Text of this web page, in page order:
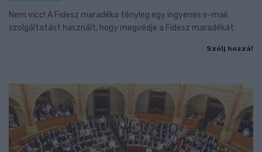
Nem vicc! A Fidesz maradéka tényleg egy ingyenes e-mail
szolgáltatást használt, hogy megvédje a Fidesz maradékát.
Szólj hozzá!